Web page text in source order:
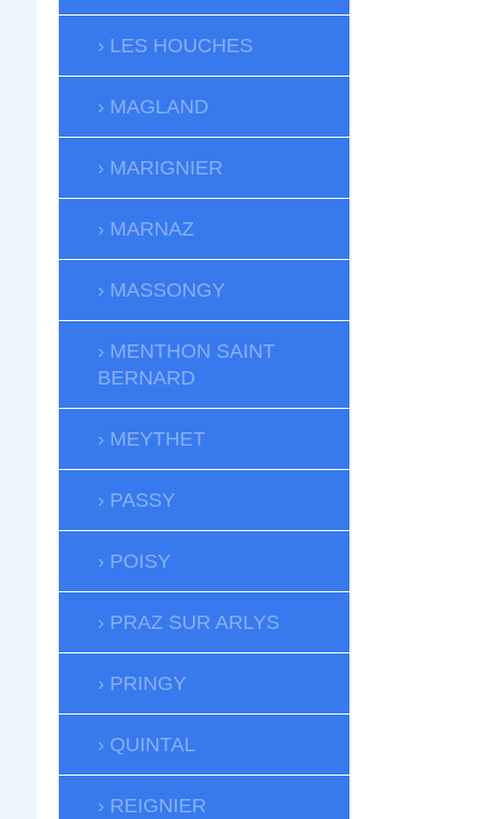
LES HOUCHES
MAGLAND
MARIGNIER
MARNAZ
MASSONGY
MENTHON SAINT
BERNARD
MEYTHET
PASSY
POISY
PRAZ SUR ARLYS
PRINGY
QUINTAL
REIGNIER